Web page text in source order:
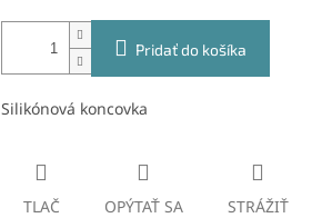
Pridať do košíka
Silikónová koncovka
TLAČ OPÝTAŤ SA STRÁŽIŤ